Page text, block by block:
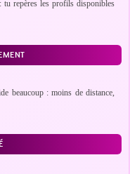
tu repères les profils disponibles
beaucoup : moins de distance,